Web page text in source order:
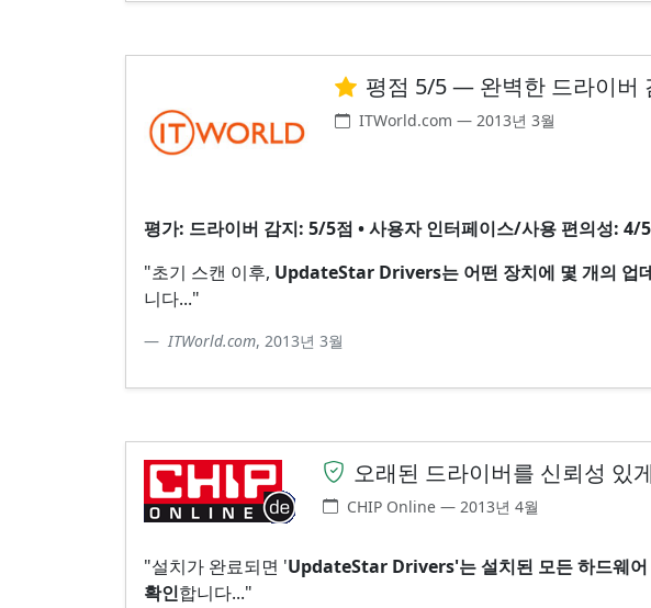
평점 5/5 — 완벽한 드라이버
ITWorld.com — 2013년 3월
평가: 드라이버 감지: 5/5점 • 사용자 인터페이스/사용 편의성: 4/
"초기 스캔 이후, UpdateStar Drivers는 어떤 장치에 몇 개의 업
니다..."
ITWorld.com, 2013년 3월
오래된 드라이버를 신뢰성 있
CHIP Online — 2013년 4월
"설치가 완료되면 'UpdateStar Drivers'는 설치된 모든 하드웨어
확인합니다..."